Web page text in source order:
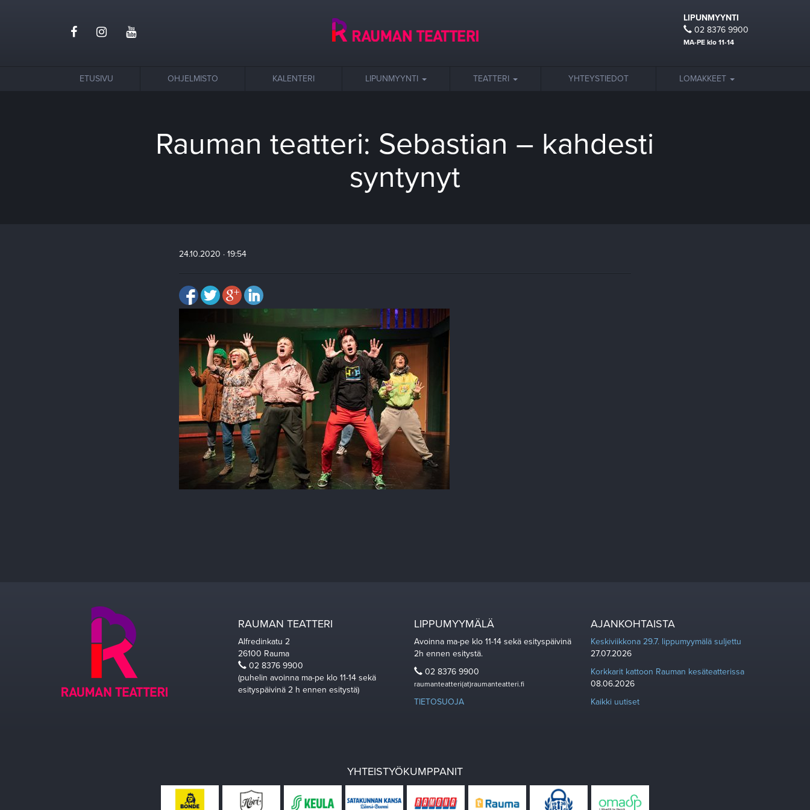
LIPUNMYYNTI
02 8376 9900
MA-PE klo 11-14
ETUSIVU OHJELMISTO KALENTERI LIPUNMYYNTI TEATTERI YHTEYSTIEDOT LOMAKKEET
Rauman teatteri: Sebastian – kahdesti
syntynyt
24.10.2020 · 19:54
RAUMAN TEATTERI
Alfredinkatu 2
26100 Rauma
02 8376 9900
(puhelin avoinna ma-pe klo 11-14 sekä
esityspäivinä 2 h ennen esitystä)
LIPPUMYYMÄLÄ
Avoinna ma-pe klo 11-14 sekä esityspäivinä
2h ennen esitystä.
02 8376 9900
raumanteatteri(at)raumanteatteri.fi
TIETOSUOJA
AJANKOHTAISTA
Keskiviikkona 29.7. lippumyymälä suljettu
27.07.2026
Korkkarit kattoon Rauman kesäteatterissa
08.06.2026
Kaikki uutiset
YHTEISTYÖKUMPPANIT